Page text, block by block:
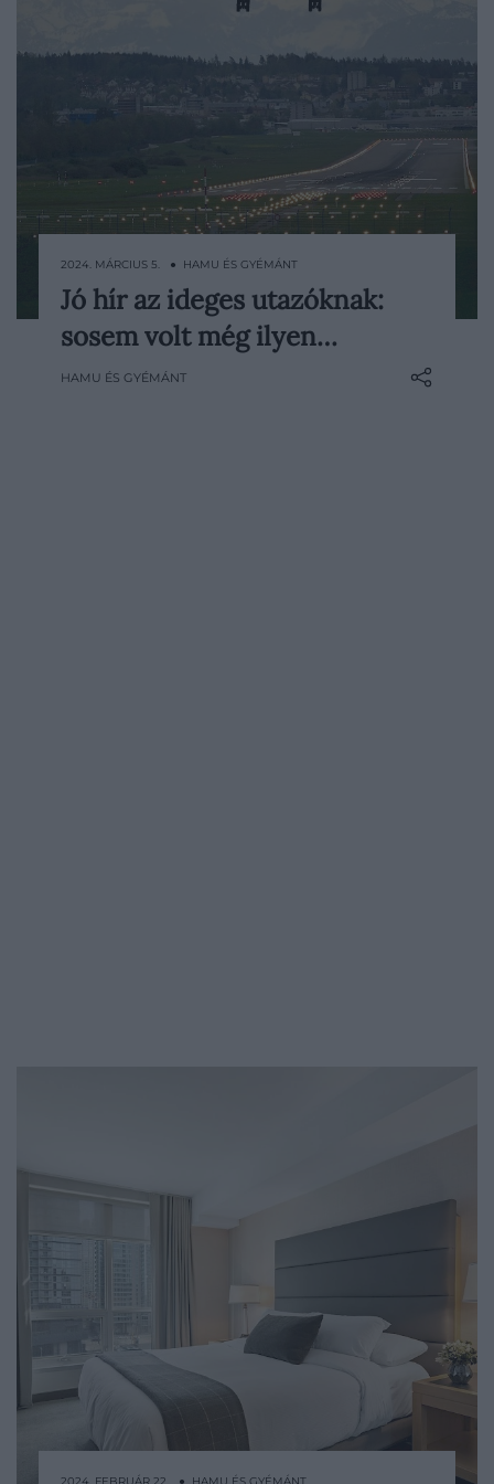
Bár sokan szoronganak a repülés miatt, az
adatok évtizedek óta azt mutatják, hogy
valójában messze ez a legkevésbé
2024. MÁRCIUS 5. ● HAMU ÉS GYÉMÁNT
Jó hír az ideges utazóknak:
sosem volt még ilyen…
HAMU ÉS GYÉMÁNT
2024. FEBRUÁR 22. ● HAMU ÉS GYÉMÁNT